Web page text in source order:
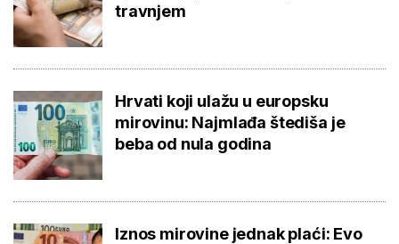
travnjem
Hrvati koji ulažu u europsku
mirovinu: Najmlađa štediša je
beba od nula godina
Iznos mirovine jednak plaći: Evo